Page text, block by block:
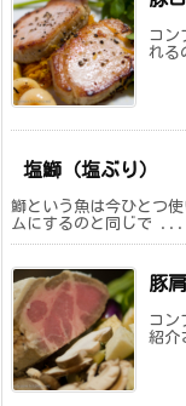
コン
れる
塩鰤（塩ぶり）
鰤という魚は今ひとつ
ムにするのと同じで ...
豚
コン
紹介